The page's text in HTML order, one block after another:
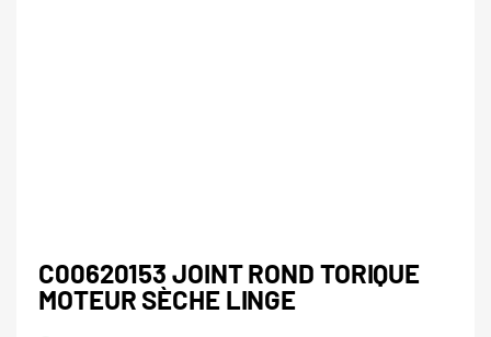
C00620153 JOINT ROND TORIQUE
MOTEUR SÈCHE LINGE